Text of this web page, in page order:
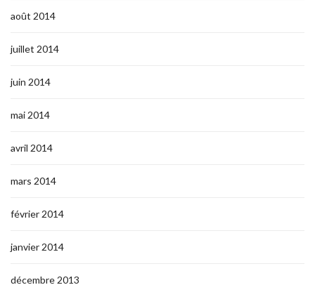
août 2014
juillet 2014
juin 2014
mai 2014
avril 2014
mars 2014
février 2014
janvier 2014
décembre 2013